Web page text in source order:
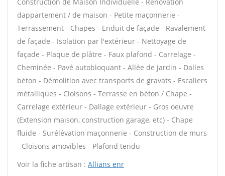
dappartement / de maison - Petite maçonnerie -
Terrassement - Chapes - Enduit de façade - Ravalement
de façade - Isolation par l'extérieur - Nettoyage de
façade - Plaque de plâtre - Faux plafond - Carrelage -
Cheminée - Pavé autobloquant - Allée de jardin - Dalles
béton - Démolition avec transports de gravats - Escaliers
métalliques - Cloisons - Terrasse en béton / Chape -
Carrelage extérieur - Dallage extérieur - Gros oeuvre
(Extension maison, construction garage, etc) - Chape
fluide - Surélévation maçonnerie - Construction de murs
- Cloisons amovibles - Plafond tendu -
Voir la fiche artisan : Allians enr